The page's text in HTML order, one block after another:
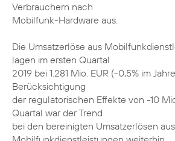
Verbrauchern nach
Mobilfunk-Hardware aus.
Die Umsatzerlöse aus
lagen im ersten Quartal
2019 bei 1.281 Mio. EUR (-0,5% im
Berücksichtigung
der regulatorischen Effekte von -10
Quartal war der Trend
bei den bereinigten Umsatzerlösen aus